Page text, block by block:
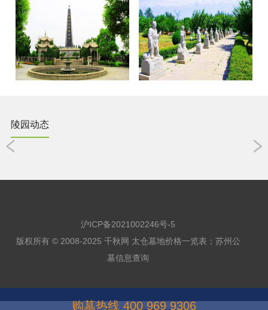
陵园动态
沪ICP备2021002246号-5
版权所有 © 2008-2025 千秋网 太仓墓地价格一览表 ； 苏州公
墓信息查询
购墓热线 400 969 9306